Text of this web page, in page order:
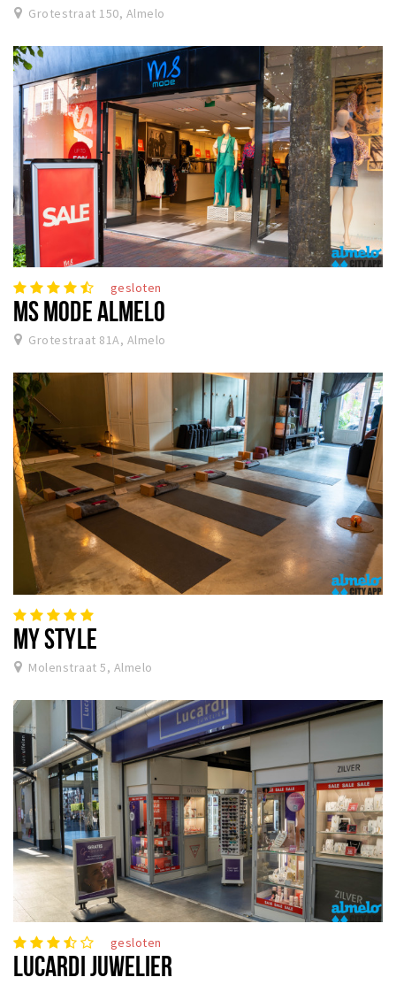
Grotestraat 150, Almelo
gesloten
MS MODE ALMELO
Grotestraat 81A, Almelo
MY STYLE
Molenstraat 5, Almelo
gesloten
LUCARDI JUWELIER